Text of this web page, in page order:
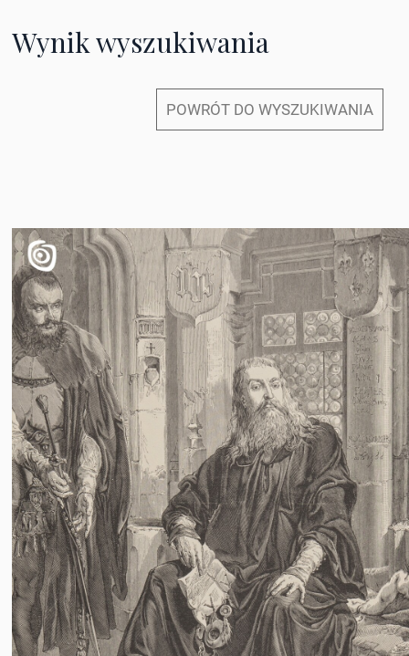
Wynik wyszukiwania
POWRÓT DO WYSZUKIWANIA